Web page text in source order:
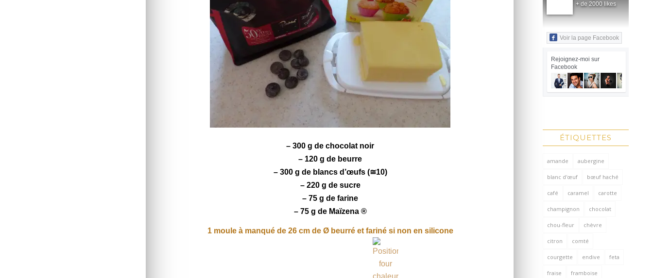
– 300 g dechocolat noir
– 120 g de beurre
– 300 g de blancs d’œufs(≅10)
– 220 g de sucre
– 75 g de farine
– 75 g de Maïzena®
1 moule à manqué de 26 cm de Ø beurré et fariné si non en silicone
+ de 2000 likes
Voir la page Facebook
Rejoignez-moi sur
Facebook
ÉTIQUETTES
amande aubergine
blanc d'œuf bœuf haché
café caramel carotte
champignon chocolat
chou-fleur chèvre
citron comté
courgette endive feta
fraise framboise